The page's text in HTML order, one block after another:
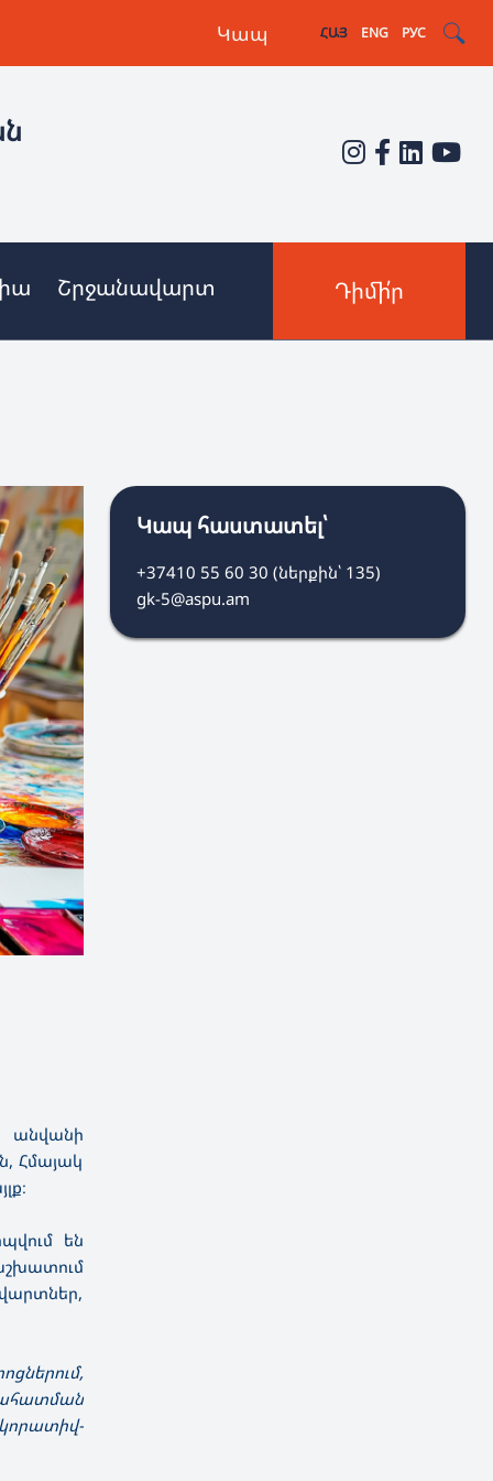
Կապ ՀԱՅ ENG РУС
Շրջանավարտ Դիմի՛ր
անվանի
Հմայակ
են
Կապ հաստատել՝
+37410 55 60 30 (ներքին՝ 135)
gk-5@aspu.am